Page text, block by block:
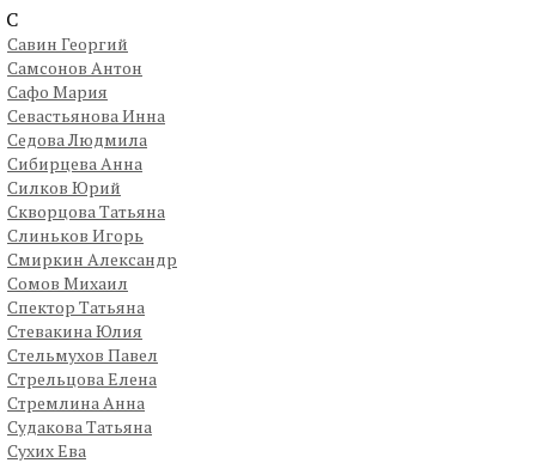
С
Савин Георгий
Самсонов Антон
Сафо Мария
Севастьянова Инна
Седова Людмила
Сибирцева Анна
Силков Юрий
Скворцова Татьяна
Слиньков Игорь
Смиркин Александр
Сомов Михаил
Спектор Татьяна
Стевакина Юлия
Стельмухов Павел
Стрельцова Елена
Стремлина Анна
Судакова Татьяна
Сухих Ева